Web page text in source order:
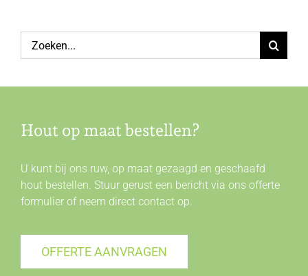
Zoeken
naar:
Hout op maat bestellen?
U kunt bij ons ruw, op maat gezaagd en geschaafd
hout bestellen. Stuur gerust een bericht via ons offerte
formulier of neem direct contactop.
OFFERTE AANVRAGEN